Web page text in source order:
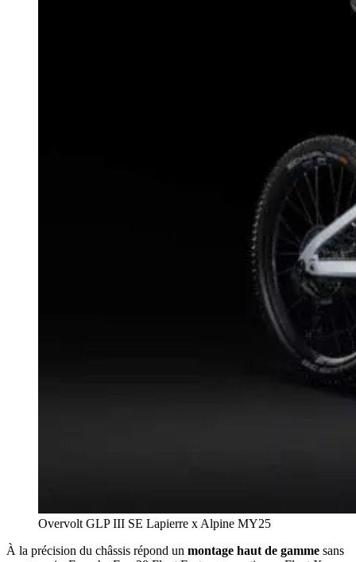
Overvolt GLP III SE Lapierre x Alpine MY25
À la précision du châssis répond un montage haut de gamme sans